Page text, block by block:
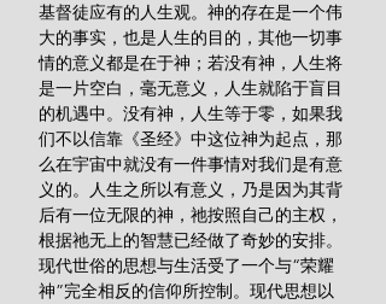
基督徒应有的人生观。神的存在是一个伟
大的事实，也是人生的目的，其他一切事
情的意义都是在于神；若没有神，人生将
是一片空白，毫无意义，人生就陷于盲目
的机遇中。没有神，人生等于零，如果我
们不以信靠《圣经》中这位神为起点，那
么在宇宙中就没有一件事情对我们是有意
义的。人生之所以有意义，乃是因为其背
后有一位无限的神，祂按照自己的主权，
根据祂无上的智慧已经做了奇妙的安排。
现代世俗的思想与生活受了一个与“荣耀
神”完全相反的信仰所控制。现代思想以